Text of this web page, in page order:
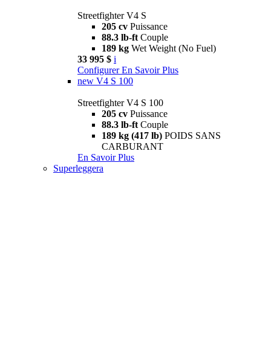
Streetfighter V4 S
205 cv Puissance
88.3 lb-ft Couple
189 kg Wet Weight (No Fuel)
33 995 $ i
Configurer En Savoir Plus
new V4 S 100
Streetfighter V4 S 100
205 cv Puissance
88.3 lb-ft Couple
189 kg (417 lb) POIDS SANS
CARBURANT
En Savoir Plus
Superleggera